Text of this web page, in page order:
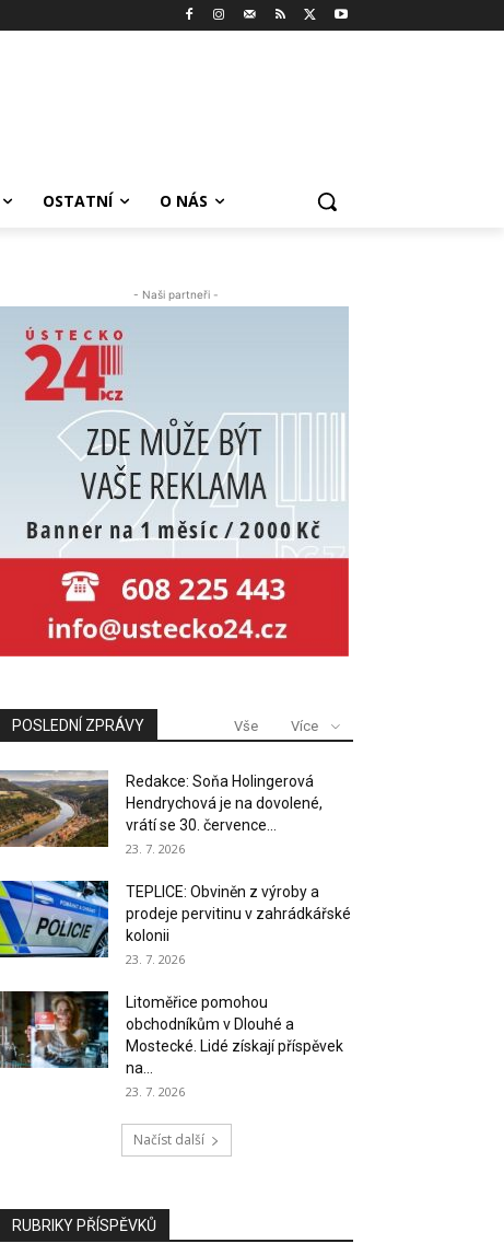
OSTATNÍ O NÁS
- Naši partneři -
POSLEDNÍ ZPRÁVY Vše Více
Redakce: Soňa Holingerová
Hendrychová je na dovolené,
vrátí se 30. července...
23. 7. 2026
TEPLICE: Obviněn z výroby a
prodeje pervitinu v zahrádkářské
kolonii
23. 7. 2026
Litoměřice pomohou
obchodníkům v Dlouhé a
Mostecké. Lidé získají příspěvek
na...
23. 7. 2026
Načíst další
RUBRIKY PŘÍSPĚVKŮ